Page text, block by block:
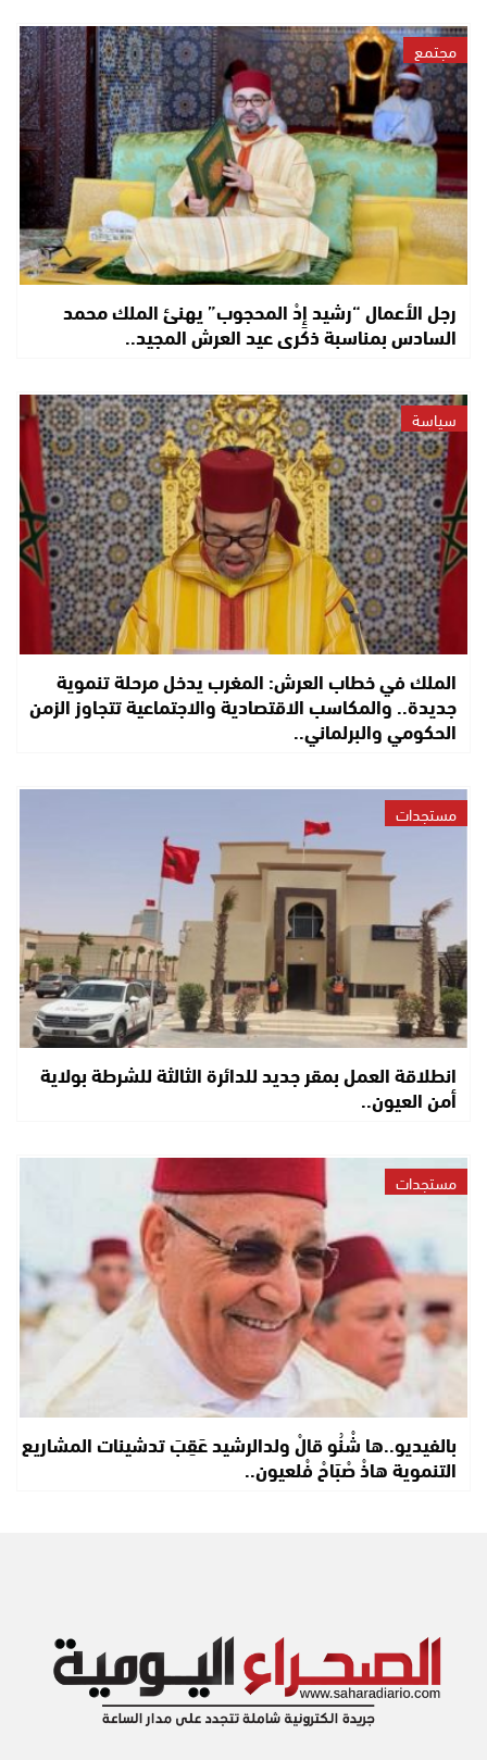
مجتمع
رجل الأعمال “رشيد إِدْ المحجوب” يهنئ الملك محمد
السادس بمناسبة ذكرى عيد العرش المجيد..
سياسة
الملك في خطاب العرش: المغرب يدخل مرحلة تنموية
جديدة.. والمكاسب الاقتصادية والاجتماعية تتجاوز الزمن
الحكومي والبرلماني..
مستجدات
انطلاقة العمل بمقر جديد للدائرة الثالثة للشرطة بولاية
أمن العيون..
مستجدات
بالفيديو..ها شْنُو قالْ ولدالرشيد عَقِبَ تدشينات المشاريع
التنموية هاذْ صْبَاحْ فْلعيون..